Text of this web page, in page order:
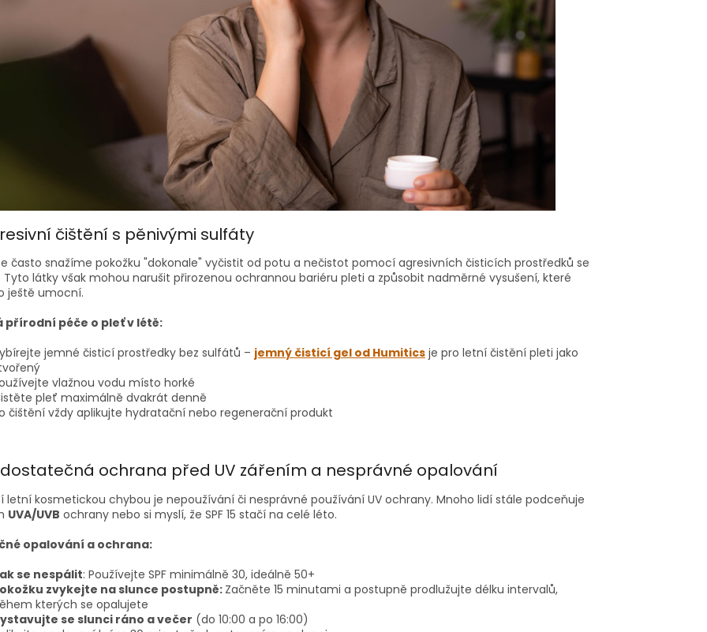
čištění s pěnivými sulfáty
často snažíme pokožku "dokonale" vyčistit od potu a nečistot pomocí agresivních čisticích prostředků se
Tyto látky však mohou narušit přirozenou ochrannou bariéru pleti a způsobit nadměrné vysušení, které
ještě umocní.
přírodní péče o pleť v létě:
jemné čisticí prostředky bez sulfátů – jemný čisticí gel od Humitics je pro letní čistění pleti jako
vlažnou vodu místo horké
pleť maximálně dvakrát denně
čištění vždy aplikujte hydratační nebo regenerační produkt
ochrana před UV zářením a nesprávné opalování
letní kosmetickou chybou je nepoužívání či nesprávné používání UV ochrany. Mnoho lidí stále podceňuje
UVA/UVB ochrany nebo si myslí, že SPF 15 stačí na celé léto.
opalování a ochrana:
se nespálit: Používejte SPF minimálně 30, ideálně 50+
zvykejte na slunce postupně: Začněte 15 minutami a postupně prodlužujte délku intervalů,
kterých se opalujete
se slunci ráno a večer (do 10:00 a po 16:00)